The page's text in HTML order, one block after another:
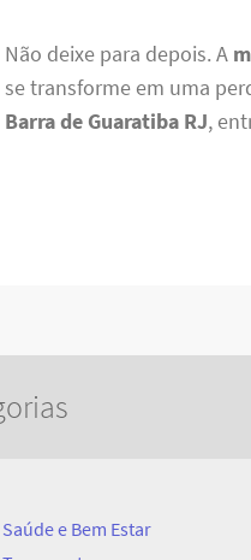
Não deixe para depois. A
se transforme em uma
Barra de Guaratiba RJ,
e Bem Estar